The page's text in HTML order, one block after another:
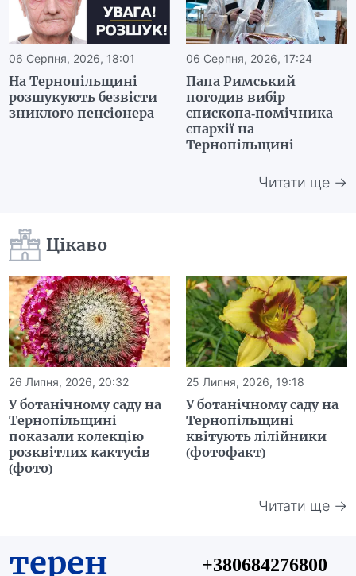
06 Серпня, 2026, 18:01
На Тернопільщині
розшукують безвісти
зниклого пенсіонера
06 Серпня, 2026, 17:24
Папа Римський
погодив вибір
єпископа-помічника
єпархії на
Тернопільщині
Читати ще →
Цікаво
26 Липня, 2026, 20:32
У ботанічному саду на
Тернопільщині
показали колекцію
розквітлих кактусів
(фото)
25 Липня, 2026, 19:18
У ботанічному саду на
Тернопільщині
квітують лілійники
(фотофакт)
Читати ще →
терен +380684276800